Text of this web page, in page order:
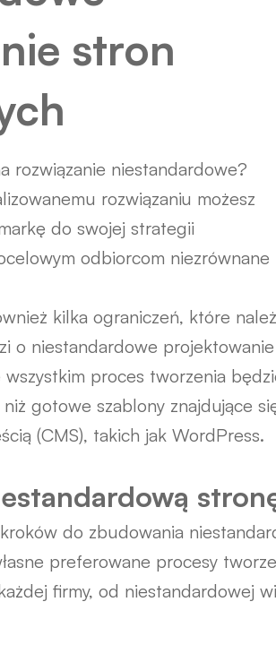
stron
rozwiązanie niestandardowe?
rozwiązaniu możesz
do swojej strategii
odbiorcom niezrównane
kilka ograniczeń, które
o niestandardowe projektowanie
proces tworzenia
gotowe szablony znajdujące
(CMS), takich jak WordPress.
do zbudowania
preferowane procesy
firmy, od niestandardowej